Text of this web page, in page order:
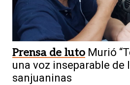
Prensa de luto Murió
una voz inseparable de
sanjuaninas